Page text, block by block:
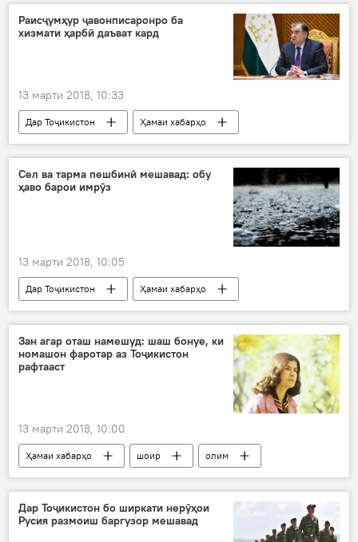
Раисҷумҳур ҷавонписаронро ба
хизмати ҳарбӣ даъват кард
13 марти 2018, 10:33
Дар Тоҷикистон
Ҳамаи хабарҳо
Эмомалӣ Раҳмон
Қувваҳои масаллаҳ
Сел ва тарма пешбинӣ мешавад: обу
ҳаво барои имрӯз
13 марти 2018, 10:05
Дар Тоҷикистон
Ҳамаи хабарҳо
Ожонси ҳавошиносӣ
борон
тарма
Зан агар оташ намешуд: шаш бонуе, ки
номашон фаротар аз Тоҷикистон
рафтааст
13 марти 2018, 10:00
Ҳамаи хабарҳо шоир
олим
ҷомеа
зан Дар Тоҷикистон
Дар Тоҷикистон бо ширкати нерӯҳои
Русия размоиш баргузор мешавад